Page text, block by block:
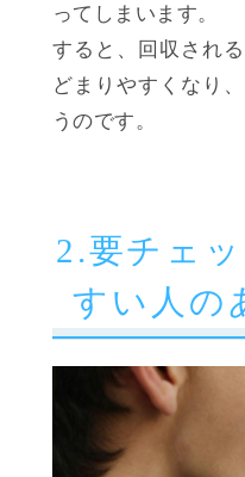
ってしまいます。
すると、回収され
どまりやすくなり
うのです。
2.要チェ
すい人の